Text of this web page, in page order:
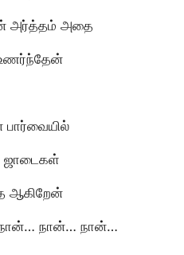
அர்த்தம் அதை
ஜாடைகள்
ஆகிறேன்
நான்… நான்…